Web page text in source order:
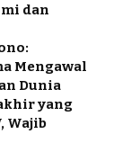
dan
Mengawal
Dunia
yang
Wajib